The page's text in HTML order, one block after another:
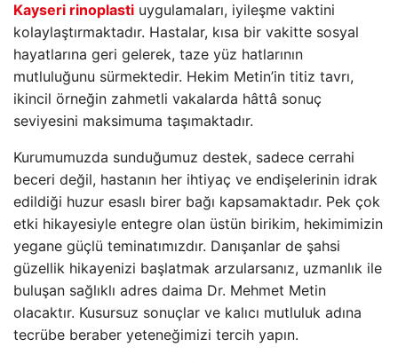
Kayseri rinoplasti uygulamaları, iyileşme vaktini
kolaylaştırmaktadır. Hastalar, kısa bir vakitte sosyal
hayatlarına geri gelerek, taze yüz hatlarının
mutluluğunu sürmektedir. Hekim Metin’in titiz tavrı,
ikincil örneğin zahmetli vakalarda hâttâ sonuç
seviyesini maksimuma taşımaktadır.
Kurumumuzda sunduğumuz destek, sadece cerrahi
beceri değil, hastanın her ihtiyaç ve endişelerinin idrak
edildiği huzur esaslı birer bağı kapsamaktadır. Pek çok
etki hikayesiyle entegre olan üstün birikim, hekimimizin
yegane güçlü teminatımızdır. Danışanlar de şahsi
güzellik hikayenizi başlatmak arzularsanız, uzmanlık ile
buluşan sağlıklı adres daima Dr. Mehmet Metin
olacaktır. Kusursuz sonuçlar ve kalıcı mutluluk adına
tecrübe beraber yeteneğimizi tercih yapın.